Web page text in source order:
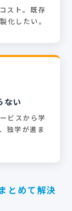
スト。既存
化したい。
ない
ビスから学
独学が進ま
とめて解決